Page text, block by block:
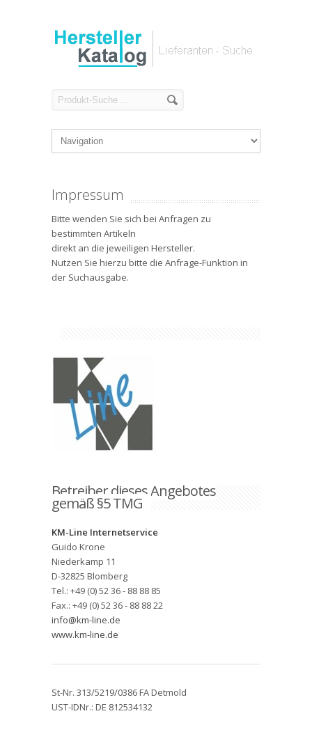
Impressum
Bitte wenden Sie sich bei Anfragen zu
bestimmten Artikeln
direkt an die jeweiligen Hersteller.
Nutzen Sie hierzu bitte die Anfrage-Funktion in
der Suchausgabe.
Betreiber dieses Angebotes
gemäß §5 TMG
KM-Line Internetservice
Guido Krone
Niederkamp 11
D-32825 Blomberg
Tel.: +49 (0) 52 36 - 88 88 85
Fax.: +49 (0) 52 36 - 88 88 22
info@km-line.de
www.km-line.de
St-Nr. 313/5219/0386 FA Detmold
UST-IDNr.: DE 812534132